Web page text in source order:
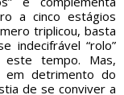
a cinco estágios
triplicou, basta
indecifrável “rolo”
este tempo. Mas,
em detrimento do
de se conviver a